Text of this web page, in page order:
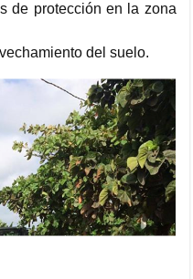
de protección en la zona
del suelo.